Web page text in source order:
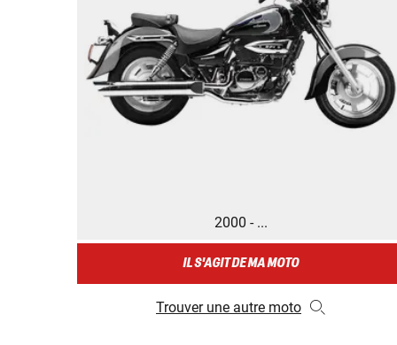
2000 - ...
IL S'AGIT DE MA MOTO
Trouver une autre moto